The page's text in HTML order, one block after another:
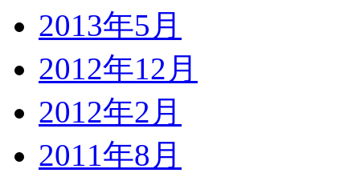
2013年5月
2012年12月
2012年2月
2011年8月